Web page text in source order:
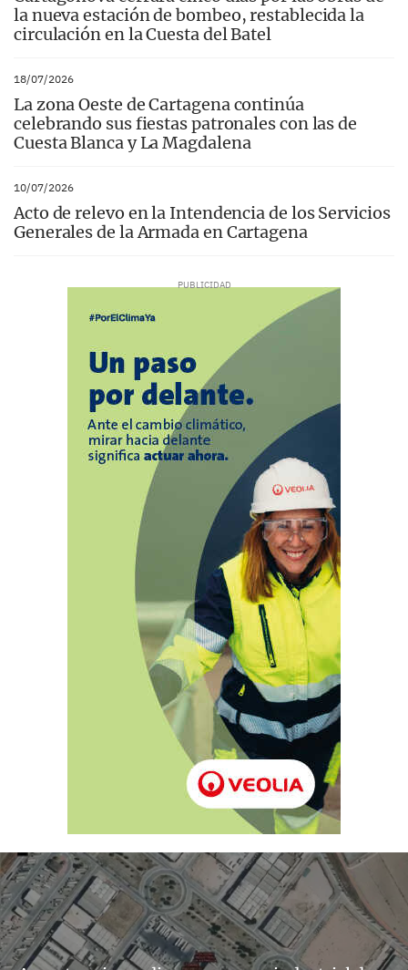
la nueva estación de bombeo, restablecida la
circulación en la Cuesta del Batel
18/07/2026
La zona Oeste de Cartagena continúa
celebrando sus fiestas patronales con las de
Cuesta Blanca y La Magdalena
10/07/2026
Acto de relevo en la Intendencia de los Servicios
Generales de la Armada en Cartagena